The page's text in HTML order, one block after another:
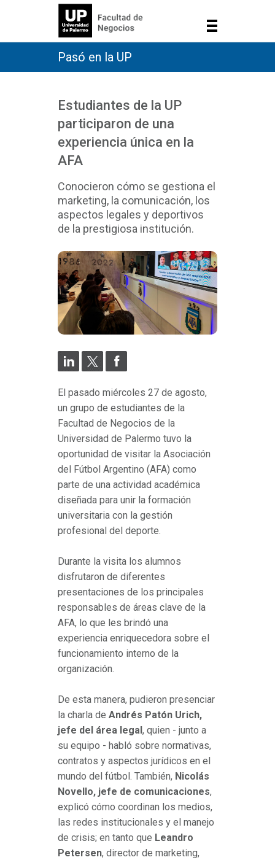
Pasó en la UP
Estudiantes de la UP
participaron de una
experiencia única en la
AFA
Conocieron cómo se gestiona el
marketing, la comunicación, los
aspectos legales y deportivos
de la prestigiosa institución.
El pasado miércoles 27 de agosto,
un grupo de estudiantes de la
Facultad de Negocios de la
Universidad de Palermo tuvo la
oportunidad de visitar la Asociación
del Fútbol Argentino (AFA) como
parte de una actividad académica
diseñada para unir la formación
universitaria con la gestión
profesional del deporte.
Durante la visita los alumnos
disfrutaron de diferentes
presentaciones de los principales
responsables de áreas clave de la
AFA, lo que les brindó una
experiencia enriquecedora sobre el
funcionamiento interno de la
organización.
De esta manera, pudieron presenciar
la charla de Andrés Patón Urich,
jefe del área legal, quien - junto a
su equipo - habló sobre normativas,
contratos y aspectos jurídicos en el
mundo del fútbol. También, Nicolás
Novello, jefe de comunicaciones,
explicó cómo coordinan los medios,
las redes institucionales y el manejo
de crisis; en tanto que Leandro
Petersen, director de marketing,